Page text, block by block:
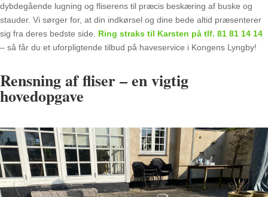
dybdegående lugning og fliserens til præcis beskæring af buske og
stauder. Vi sørger for, at din indkørsel og dine bede altid præsenterer
sig fra deres bedste side. Ring straks til Karsten på tlf. 81 81 14 14
– så får du et uforpligtende tilbud på haveservice i Kongens Lyngby!
Rensning af fliser – en vigtig
hovedopgave